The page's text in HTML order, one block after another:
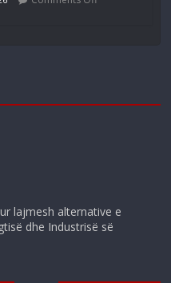
lajmesh alternative e
dhe Industrisë së